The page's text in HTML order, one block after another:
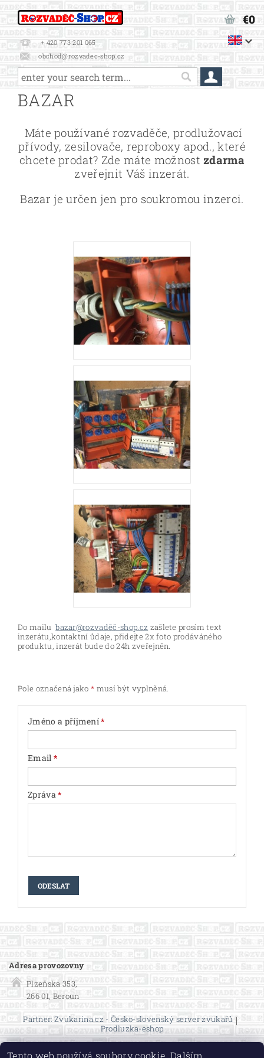
+ 420 773 201 065
obchod@rozvadec-shop.cz
€0
BAZAR
Máte používané rozvaděče, prodlužovací
přívody, zesilovače, reproboxy apod., které
chcete prodat? Zde máte možnostzdarma
zveřejnit Váš inzerát.
Bazar je určen jen pro soukromou inzerci.
Do mailubazar@rozvaděč-shop.cz zašlete prosím text
inzerátu,kontaktní ůdaje, přidejte 2x foto prodáváného
produktu, inzerát bude do 24h zveřejněn.
Pole označená jako* musí být vyplněná.
Jméno a příjmení*
Email *
Zpráva*
Adresa provozovny
Plzeňská 353,
266 01, Beroun
Partner: Zvukarina.cz - Česko-slovenský server zvukařů |
Prodluzka-eshop
Tento web používá soubory cookie. Dalším